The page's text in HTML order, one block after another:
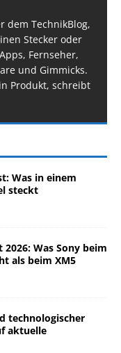
dem TechnikBlog,
Stecker oder
Fernseher,
und Gimmicks.
Produkt, schreibt
Was in einem
steckt
2026: Was Sony beim
als beim XM5
technologischer
aktuelle